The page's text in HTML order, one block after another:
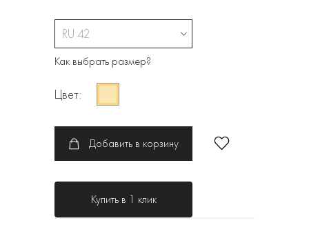
RU 42
Как выбрать размер?
Цвет:
Добавить в корзину
Купить в 1 клик